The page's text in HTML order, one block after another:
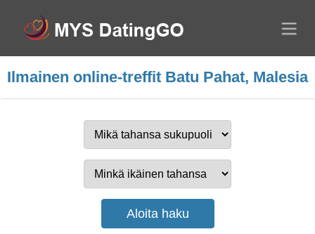
Ilmainen online-treffit Batu Pahat, Malesia